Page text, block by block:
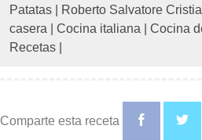
Patatas Roberto Salvatore
casera
Cocina italiana Cocina
Recetas
Comparte esta receta